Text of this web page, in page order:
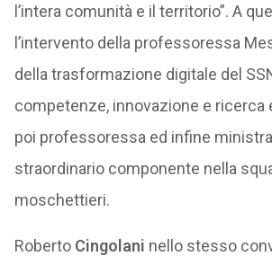
l’intera comunità e il territorio”. A
l’intervento della professoressa
della trasformazione digitale del
competenze, innovazione e ricerca
poi professoressa ed infine
straordinario componente nella
moschettieri.
Roberto Cingolani nello stesso